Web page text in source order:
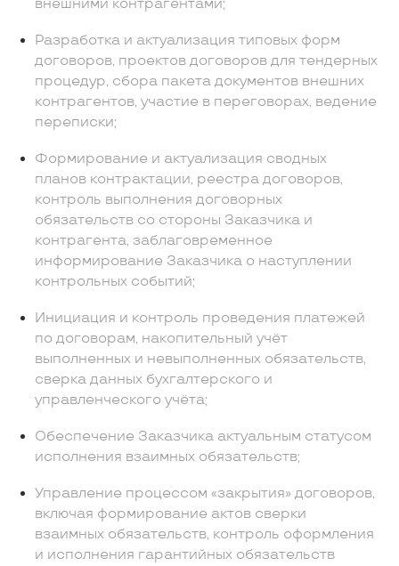
внешними контрагентами;
Разработка и актуализация типовых форм
договоров, проектов договоров для тендерных
процедур, сбора пакета документов внешних
контрагентов, участие в переговорах, ведение
переписки;
Формирование и актуализация сводных
планов контрактации, реестра договоров,
контроль выполнения договорных
обязательств со стороны Заказчика и
контрагента, заблаговременное
информирование Заказчика о наступлении
контрольных событий;
Инициация и контроль проведения платежей
по договорам, накопительный учёт
выполненных и невыполненных обязательств,
сверка данных бухгалтерского и
управленческого учёта;
Обеспечение Заказчика актуальным статусом
исполнения взаимных обязательств;
Управление процессом «закрытия» договоров,
включая формирование актов сверки
взаимных обязательств, контроль оформления
и исполнения гарантийных обязательств